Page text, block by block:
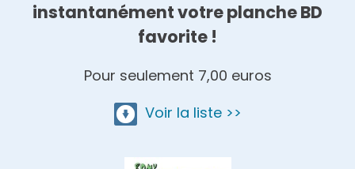
instantanément votre planche BD
favorite !
Pour seulement 7,00 euros
Voir la liste >>